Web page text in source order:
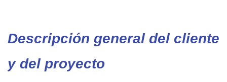
Descripción general del cliente
y del proyecto